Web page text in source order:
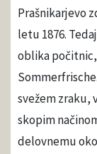
Prašnikarjevo
letu 1876.
oblika počitnic,
svežem zraku,
skopim
delovnemu